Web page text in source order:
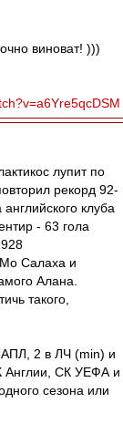
виноват! )))
лупит по
рекорд 92-
клуба
- 63 гола
Салаха и
Алана.
такого,
АПЛ, 2 в ЛЧ (min) и
Англии, СК УЕФА и
сезона или